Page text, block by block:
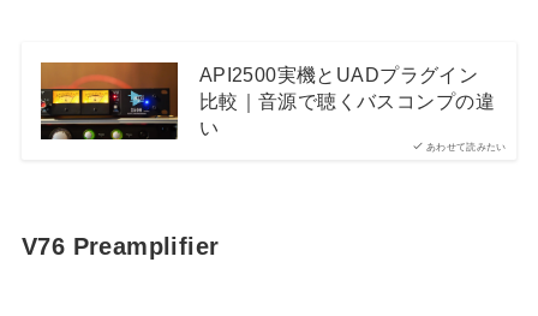
あわせて読みたい
API2500実機とUADプラグイン
比較｜音源で聴くバスコンプの違
い
V76 Preamplifier